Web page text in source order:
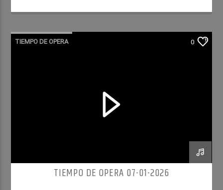
TIEMPO DE OPERA 0
TIEMPO DE OPERA 07-01-2026